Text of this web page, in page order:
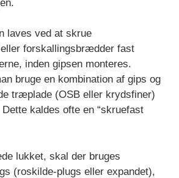
laves ved at skrue
forskallingsbrædder fast
inden gipsen monteres.
bruge en kombination af gips og
træplade (OSB eller krydsfiner)
kaldes ofte en “skruefast
lukket, skal der bruges
(roskilde-plugs eller expandet),